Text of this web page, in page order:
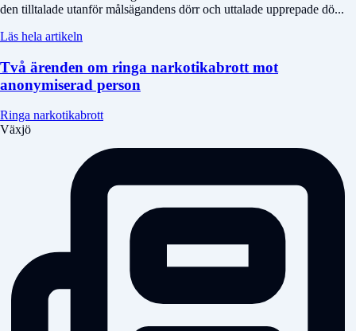
den tilltalade utanför målsägandens dörr och uttalade upprepade dö...
Läs hela artikeln
Två ärenden om ringa narkotikabrott mot
anonymiserad person
Ringa narkotikabrott
Växjö